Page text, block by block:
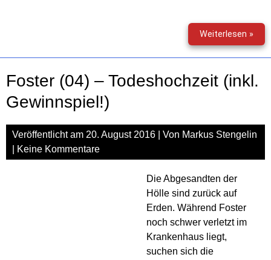
Weiterlesen »
(05)
–
Foster (04) – Todeshochzeit (inkl.
Gewinnspiel!)
Veröffentlicht am 20. August 2016 | Von Markus Stengelin
Keine Kommentare
Die Abgesandten der
Hölle sind zurück auf
Erden. Während Foster
noch schwer verletzt im
Krankenhaus liegt,
suchen sich die